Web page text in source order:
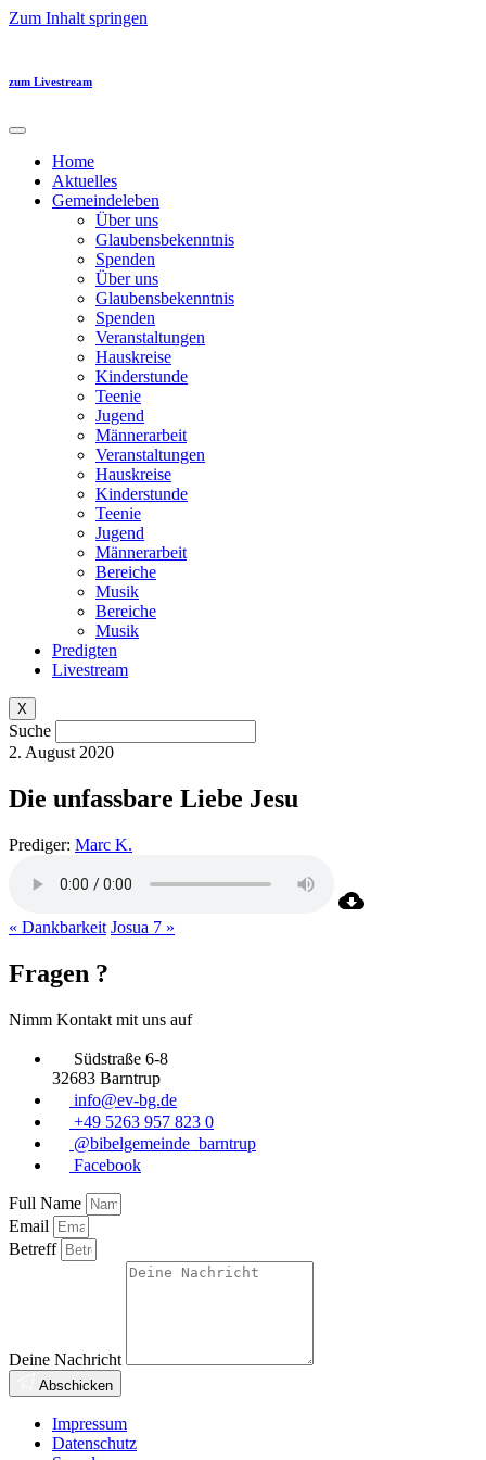
Zum Inhalt springen
zum Livestream
Home
Aktuelles
Gemeindeleben
Über uns
Glaubensbekenntnis
Spenden
Über uns
Glaubensbekenntnis
Spenden
Veranstaltungen
Hauskreise
Kinderstunde
Teenie
Jugend
Männerarbeit
Veranstaltungen
Hauskreise
Kinderstunde
Teenie
Jugend
Männerarbeit
Bereiche
Musik
Bereiche
Musik
Predigten
Livestream
X
Suche
2. August 2020
Die unfassbare Liebe Jesu
Prediger: Marc K.
« Dankbarkeit Josua 7 »
Fragen ?
Nimm Kontakt mit uns auf
Südstraße 6-8
32683 Barntrup
info@ev-bg.de
+49 5263 957 823 0
@bibelgemeinde_barntrup
Facebook
Full Name
Email
Betreff
Deine Nachricht
Abschicken
Impressum
Datenschutz